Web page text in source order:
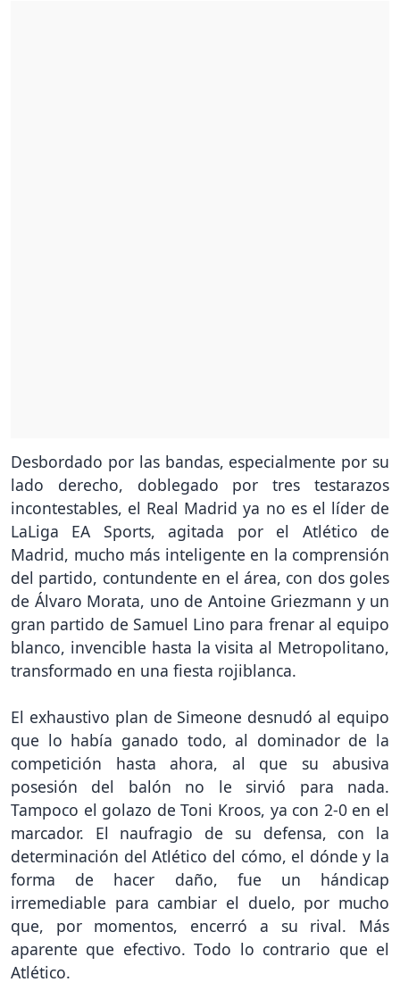
Desbordado por las bandas, especialmente por su
lado derecho, doblegado por tres testarazos
incontestables, el Real Madrid ya no es el líder de
LaLiga EA Sports, agitada por el Atlético de
Madrid, mucho más inteligente en la comprensión
del partido, contundente en el área, con dos goles
de Álvaro Morata, uno de Antoine Griezmann y un
gran partido de Samuel Lino para frenar al equipo
blanco, invencible hasta la visita al Metropolitano,
transformado en una fiesta rojiblanca.
El exhaustivo plan de Simeone desnudó al equipo
que lo había ganado todo, al dominador de la
competición hasta ahora, al que su abusiva
posesión del balón no le sirvió para nada.
Tampoco el golazo de Toni Kroos, ya con 2-0 en el
marcador. El naufragio de su defensa, con la
determinación del Atlético del cómo, el dónde y la
forma de hacer daño, fue un hándicap
irremediable para cambiar el duelo, por mucho
que, por momentos, encerró a su rival. Más
aparente que efectivo. Todo lo contrario que el
Atlético.